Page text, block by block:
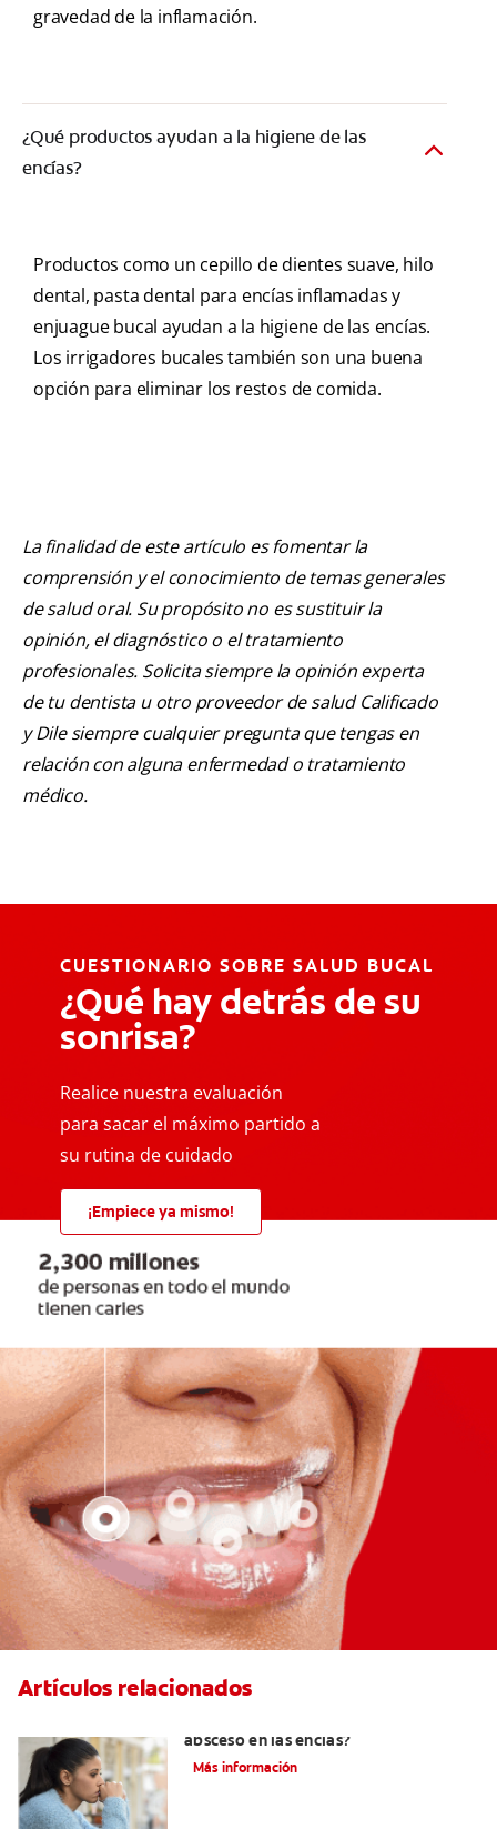
gravedad de la inflamación.
¿Qué productos ayudan a la higiene de las
encías?
Productos como un cepillo de dientes suave, hilo
dental, pasta dental para encías inflamadas y
enjuague bucal ayudan a la higiene de las encías.
Los irrigadores bucales también son una buena
opción para eliminar los restos de comida.
La finalidad de este artículo es fomentar la
comprensión y el conocimiento de temas generales
de salud oral. Su propósito no es sustituir la
opinión, el diagnóstico o el tratamiento
profesionales. Solicita siempre la opinión experta
de tu dentista u otro proveedor de salud Calificado
y Dile siempre cualquier pregunta que tengas en
relación con alguna enfermedad o tratamiento
médico.
CUESTIONARIO SOBRE SALUD BUCAL
¿Qué hay detrás de su
sonrisa?
Realice nuestra evaluación
para sacar el máximo partido a
su rutina de cuidado
¡Empiece ya mismo!
Artículos relacionados
absceso en las encías?
Más información